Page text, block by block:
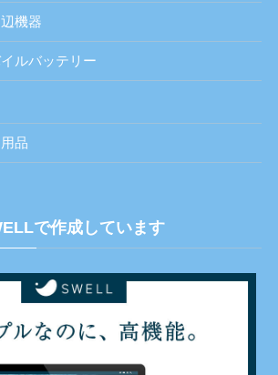
機器
ルバッテリー
品
で作成しています